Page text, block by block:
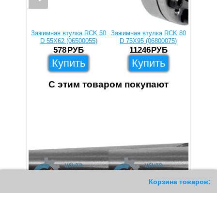
Корзина товаров:
Зажимная втулка RCK 50
D 55X62 (06500055)
578РУБ
Купить
Зажимная втулка RCK 80
D 75X95 (06800075)
11246РУБ
Купить
С этим товаром покупают